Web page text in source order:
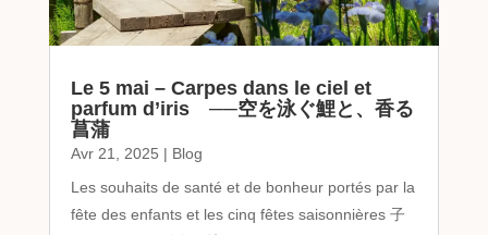
Le 5 mai – Carpes dans le ciel et
parfum d’iris ──空を泳ぐ鯉と、香る
菖蒲
Avr 21, 2025 | Blog
Les souhaits de santé et de bonheur portés par la
fête des enfants et les cinq fêtes saisonnières 子